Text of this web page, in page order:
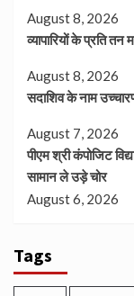
August 8, 2026
व्यापारियों के प्रति
August 8, 2026
सदाशिव के नाम
August 7, 2026
पीएम श्री कंपोजिट
सामान ले उड़े चोर
August 6, 2026
Tags